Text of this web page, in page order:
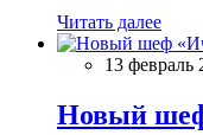
Читать далее
13 февраль
Новый